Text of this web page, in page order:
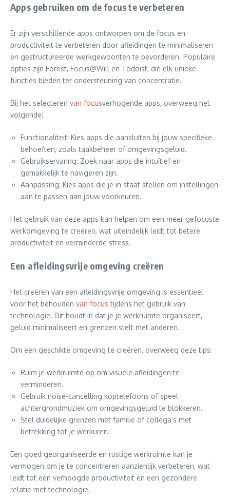
Apps gebruiken om de focus te verbeteren
Er zijn verschillende apps ontworpen om de focus en
productiviteit te verbeteren door afleidingen te minimaliseren
en gestructureerde werkgewoonten te bevorderen. Populaire
opties zijn Forest, Focus@Will en Todoist, die elk unieke
functies bieden ter ondersteuning van concentratie.
Bij het selecteren van focusverhogende apps, overweeg het
volgende:
Functionaliteit: Kies apps die aansluiten bij jouw specifieke
behoeften, zoals taakbeheer of omgevingsgeluid.
Gebruikservaring: Zoek naar apps die intuïtief en
gemakkelijk te navigeren zijn.
Aanpassing: Kies apps die je in staat stellen om instellingen
aan te passen aan jouw voorkeuren.
Het gebruik van deze apps kan helpen om een meer gefocuste
werkomgeving te creëren, wat uiteindelijk leidt tot betere
productiviteit en verminderde stress.
Een afleidingsvrije omgeving creëren
Het creëren van een afleidingsvrije omgeving is essentieel
voor het behouden van focus tijdens het gebruik van
technologie. Dit houdt in dat je je werkruimte organiseert,
geluid minimaliseert en grenzen stelt met anderen.
Om een geschikte omgeving te creëren, overweeg deze tips:
Ruim je werkruimte op om visuele afleidingen te
verminderen.
Gebruik noise-cancelling koptelefoons of speel
achtergrondmuziek om omgevingsgeluid te blokkeren.
Stel duidelijke grenzen met familie of collega’s met
betrekking tot je werkuren.
Een goed georganiseerde en rustige werkruimte kan je
vermogen om je te concentreren aanzienlijk verbeteren, wat
leidt tot een verhoogde productiviteit en een gezondere
relatie met technologie.